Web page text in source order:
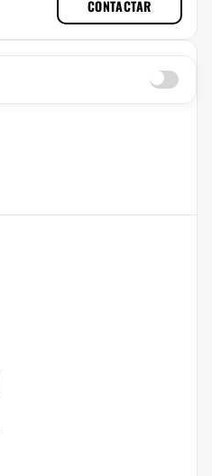
CONTACTAR